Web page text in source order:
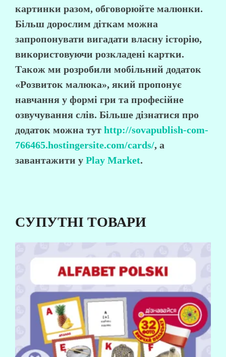
картинки разом, обговорюйте малюнки.
Більш дорослим діткам можна
запропонувати вигадати власну історію,
використовуючи розкладені картки.
Також ми розробили мобільний додаток
«Розвиток малюка», який пропонує
навчання у формі гри та професійне
озвучування слів. Більше дізнатися про
додаток можна тут http://sovapublish-com-
766465.hostingersite.com/cards/, а
завантажити у Play Market.
СУПУТНІ ТОВАРИ